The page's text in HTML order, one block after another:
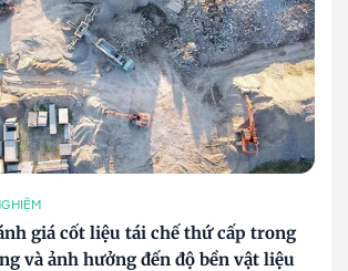
giá cốt liệu tái chế thứ cấp trong
và ảnh hưởng đến độ bền vật liệu